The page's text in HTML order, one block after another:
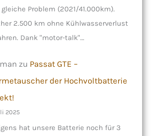
Problem (2021/41.000km).
2.500 km ohne Kühlwasserverlust
Dank "motor-talk"…
zu Passat GTE –
der Hochvoltbatterie
2025
hat unsere Batterie noch für 3